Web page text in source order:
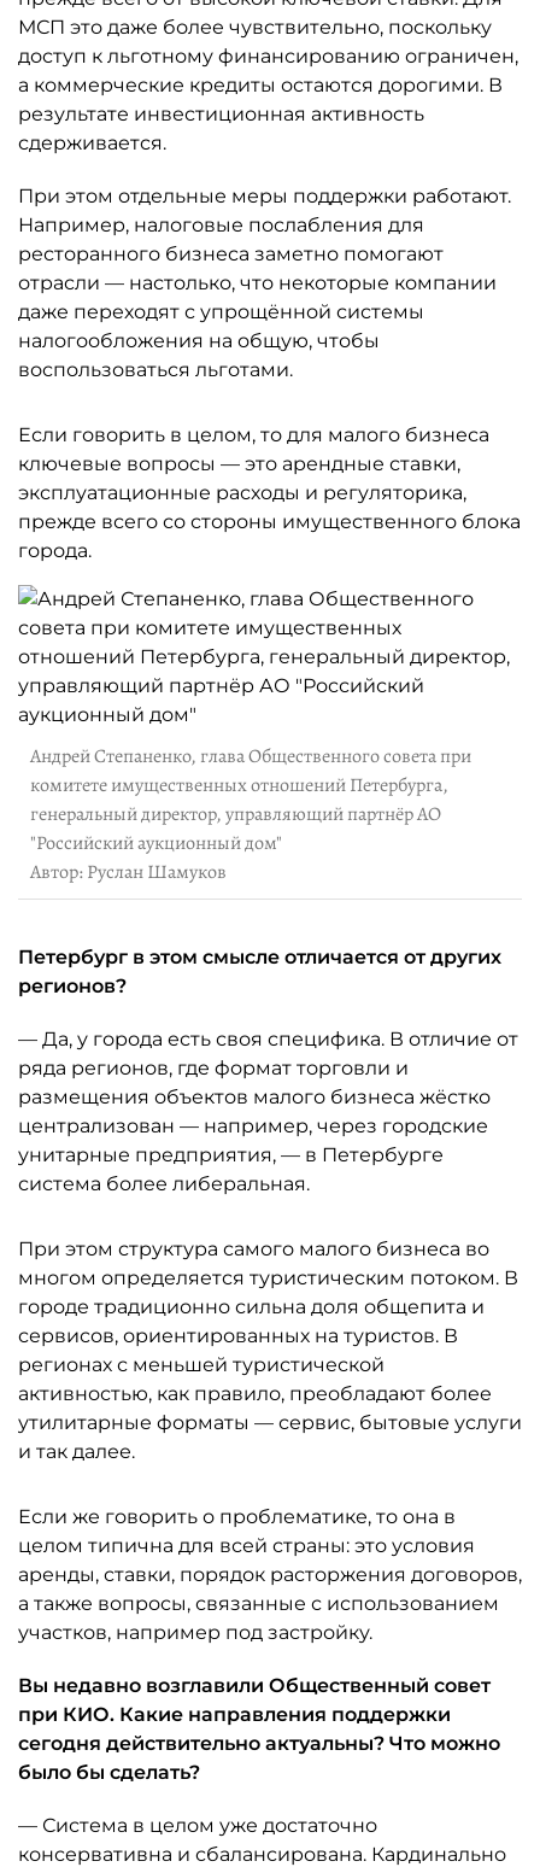
МСП это даже более чувствительно, поскольку
доступ к льготному финансированию ограничен,
а коммерческие кредиты остаются дорогими. В
результате инвестиционная активность
сдерживается.
При этом отдельные меры поддержки работают.
Например, налоговые послабления для
ресторанного бизнеса заметно помогают
отрасли — настолько, что некоторые компании
даже переходят с упрощённой системы
налогообложения на общую, чтобы
воспользоваться льготами.
Если говорить в целом, то для малого бизнеса
ключевые вопросы — это арендные ставки,
эксплуатационные расходы и регуляторика,
прежде всего со стороны имущественного блока
города.
Андрей Степаненко, глава Общественного совета при
комитете имущественных отношений Петербурга,
генеральный директор, управляющий партнёр АО
"Российский аукционный дом"
Автор: Руслан Шамуков
Петербург в этом смысле отличается от других
регионов?
— Да, у города есть своя специфика. В отличие от
ряда регионов, где формат торговли и
размещения объектов малого бизнеса жёстко
централизован — например, через городские
унитарные предприятия, — в Петербурге
система более либеральная.
При этом структура самого малого бизнеса во
многом определяется туристическим потоком. В
городе традиционно сильна доля общепита и
сервисов, ориентированных на туристов. В
регионах с меньшей туристической
активностью, как правило, преобладают более
утилитарные форматы — сервис, бытовые услуги
и так далее.
Если же говорить о проблематике, то она в
целом типична для всей страны: это условия
аренды, ставки, порядок расторжения договоров,
а также вопросы, связанные с использованием
участков, например под застройку.
Вы недавно возглавили Общественный совет
при КИО. Какие направления поддержки
сегодня действительно актуальны? Что можно
было бы сделать?
— Система в целом уже достаточно
консервативна и сбалансирована. Кардинально